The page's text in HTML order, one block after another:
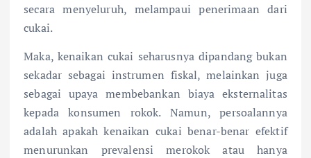
secara menyeluruh, melampaui penerimaan dari
cukai.
Maka, kenaikan cukai seharusnya dipandang bukan
sekadar sebagai instrumen fiskal, melainkan juga
sebagai upaya membebankan biaya eksternalitas
kepada konsumen rokok. Namun, persoalannya
adalah apakah kenaikan cukai benar-benar efektif
menurunkan prevalensi merokok atau hanya